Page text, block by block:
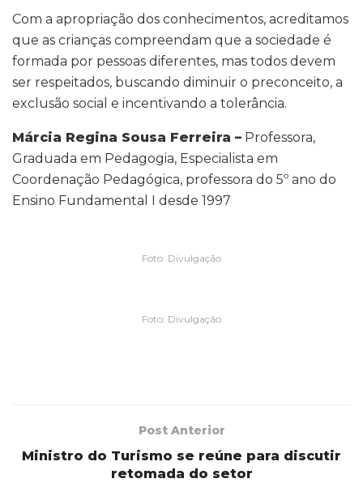
Com a apropriação dos conhecimentos, acreditamos
que as crianças compreendam que a sociedade é
formada por pessoas diferentes, mas todos devem
ser respeitados, buscando diminuir o preconceito, a
exclusão social e incentivando a tolerância.
Márcia Regina Sousa Ferreira – Professora,
Graduada em Pedagogia, Especialista em
Coordenação Pedagógica, professora do 5º ano do
Ensino Fundamental I desde 1997
Foto: Divulgação
Foto: Divulgação
Post Anterior
Ministro do Turismo se reúne para discutir
retomada do setor